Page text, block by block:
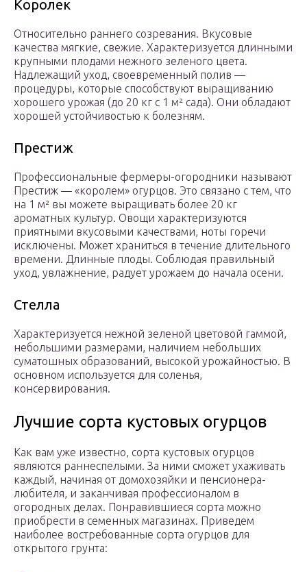
Королек
Относительно раннего созревания. Вкусовые
качества мягкие, свежие. Характеризуется длинными
крупными плодами нежного зеленого цвета.
Надлежащий уход, своевременный полив —
процедуры, которые способствуют выращиванию
хорошего урожая (до 20 кг с 1 м² сада). Они обладают
хорошей устойчивостью к болезням.
Престиж
Профессиональные фермеры-огородники называют
Престиж — «королем» огурцов. Это связано с тем, что
на 1 м² вы можете выращивать более 20 кг
ароматных культур. Овощи характеризуются
приятными вкусовыми качествами, ноты горечи
исключены. Может храниться в течение длительного
времени. Длинные плоды. Соблюдая правильный
уход, увлажнение, радует урожаем до начала осени.
Стелла
Характеризуется нежной зеленой цветовой гаммой,
небольшими размерами, наличием небольших
суматошных образований, высокой урожайностью. В
основном используется для соленья,
консервирования.
Лучшие сорта кустовых огурцов
Как вам уже известно, сорта кустовых огурцов
являются раннеспелыми. За ними сможет ухаживать
каждый, начиная от домохозяйки и пенсионера-
любителя, и заканчивая профессионалом в
огородных делах. Понравившиеся сорта можно
приобрести в семенных магазинах. Приведем
наиболее востребованные сорта огурцов для
открытого грунта: